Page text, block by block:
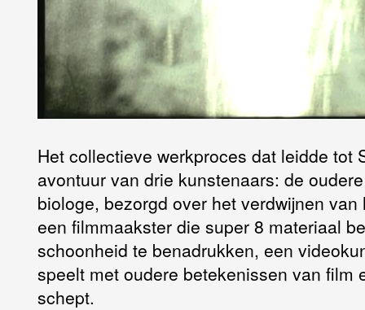
Het collectieve werkproces dat leidde tot
avontuur van drie kunstenaars: de
biologe, bezorgd over het verdwijnen
een filmmaakster die super 8 materiaal
schoonheid te benadrukken, een
speelt met oudere betekenissen van film
schept.